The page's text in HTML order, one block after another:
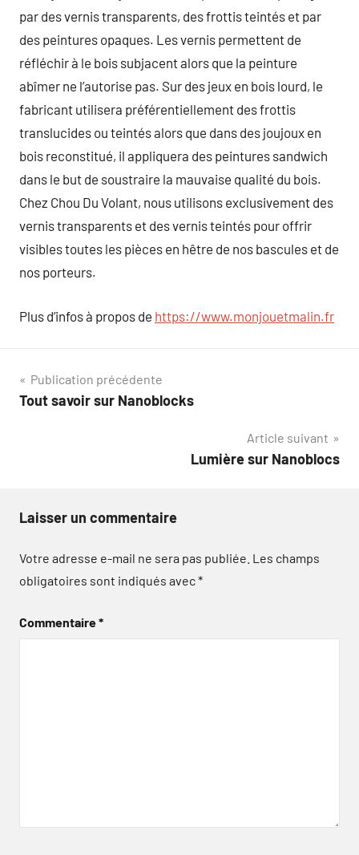
par des vernis transparents, des frottis teintés et par
des peintures opaques. Les vernis permettent de
réfléchir à le bois subjacent alors que la peinture
abîmer ne l’autorise pas. Sur des jeux en bois lourd, le
fabricant utilisera préférentiellement des frottis
translucides ou teintés alors que dans des joujoux en
bois reconstitué, il appliquera des peintures sandwich
dans le but de soustraire la mauvaise qualité du bois.
Chez Chou Du Volant, nous utilisons exclusivement des
vernis transparents et des vernis teintés pour offrir
visibles toutes les pièces en hêtre de nos bascules et de
nos porteurs.
Plus d’infos à propos de https://www.monjouetmalin.fr
Navigation
de
Publication précédente
Tout savoir sur Nanoblocks
Article suivant
Lumière sur Nanoblocs
Laisser un commentaire
Votre adresse e-mail ne sera pas publiée. Les champs
obligatoires sont indiqués avec*
Commentaire*